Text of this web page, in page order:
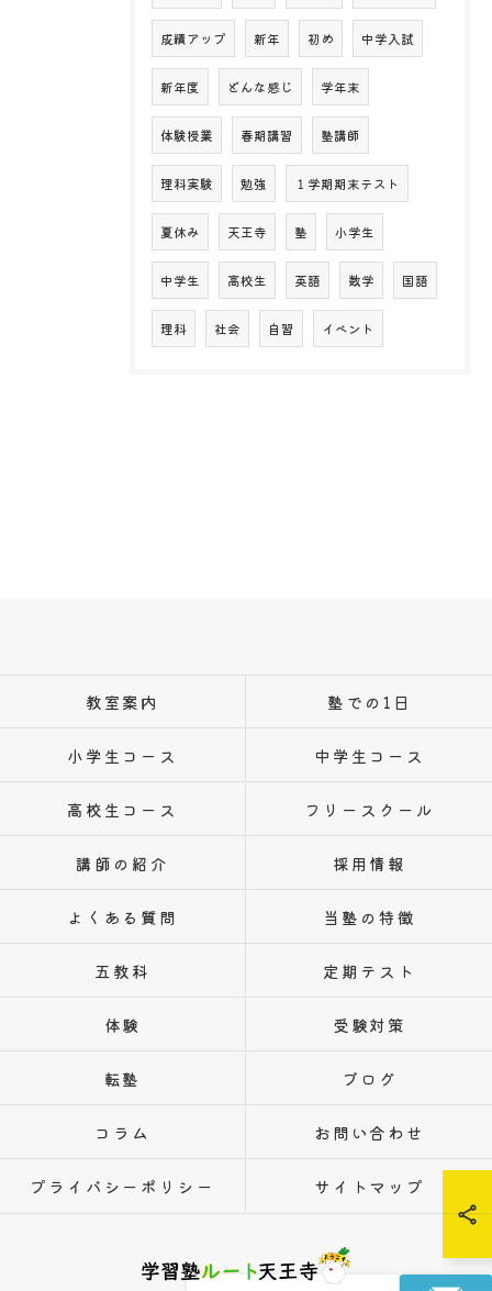
成績アップ 新年 初め 中学入試
新年度 どんな感じ 学年末
体験授業 春期講習 塾講師
理科実験 勉強 １学期期末テスト
夏休み 天王寺 塾 小学生
中学生 高校生 英語 数学 国語
理科 社会 自習 イベント
教室案内 塾での1日
小学生コース 中学生コース
高校生コース フリースクール
講師の紹介 採用情報
よくある質問 当塾の特徴
五教科 定期テスト
体験 受験対策
転塾 ブログ
コラム お問い合わせ
プライバシーポリシー サイトマップ